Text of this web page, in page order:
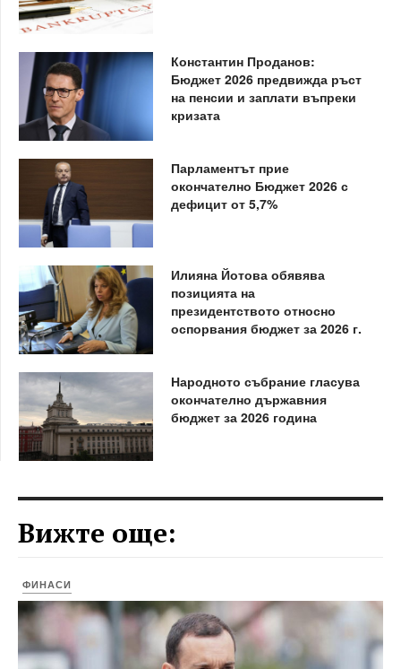
Константин Проданов:
Бюджет 2026 предвижда ръст
на пенсии и заплати въпреки
кризата
Парламентът прие
окончателно Бюджет 2026 с
дефицит от 5,7%
Илияна Йотова обявява
позицията на
президентството относно
оспорвания бюджет за 2026 г.
Народното събрание гласува
окончателно държавния
бюджет за 2026 година
Вижте още:
ФИНАСИ